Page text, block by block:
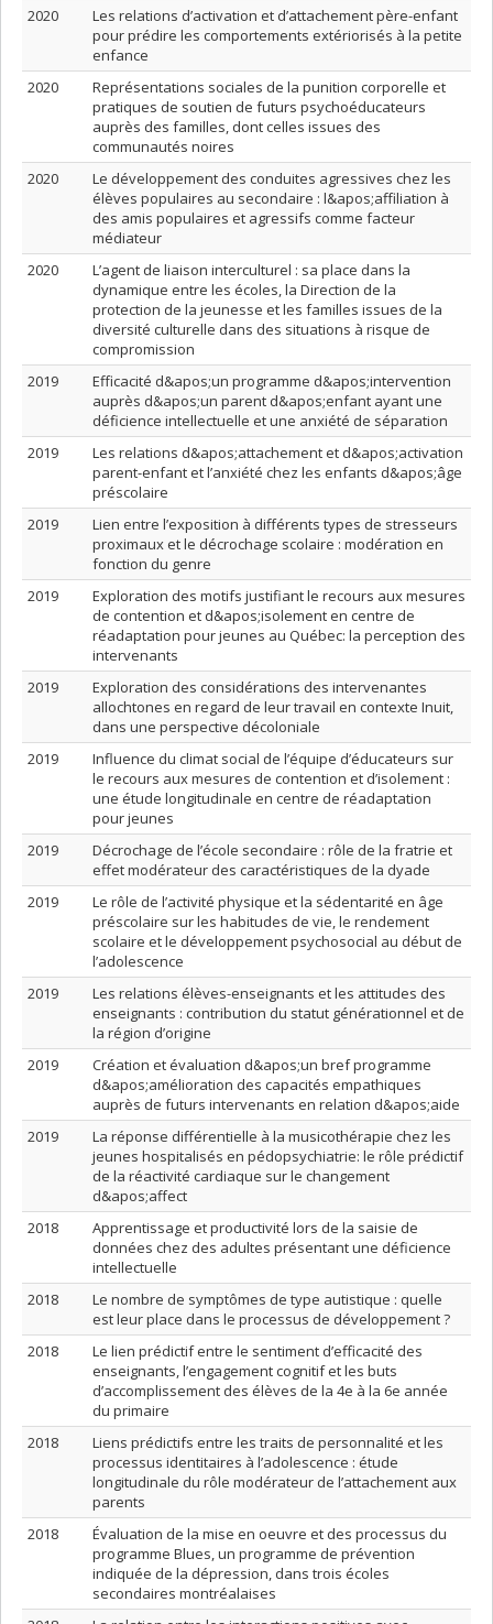
2020
Les relations d’activation et d’attachement père-enfant
pour prédire les comportements extériorisés à la petite
enfance
2020
Représentations sociales de la punition corporelle et
pratiques de soutien de futurs psychoéducateurs
auprès des familles, dont celles issues des
communautés noires
2020
Le développement des conduites agressives chez les
élèves populaires au secondaire : l&apos;affiliation à
des amis populaires et agressifs comme facteur
médiateur
2020
L’agent de liaison interculturel : sa place dans la
dynamique entre les écoles, la Direction de la
protection de la jeunesse et les familles issues de la
diversité culturelle dans des situations à risque de
compromission
2019
Efficacité d&apos;un programme d&apos;intervention
auprès d&apos;un parent d&apos;enfant ayant une
déficience intellectuelle et une anxiété de séparation
2019
Les relations d&apos;attachement et d&apos;activation
parent-enfant et l’anxiété chez les enfants d&apos;âge
préscolaire
2019
Lien entre l’exposition à différents types de stresseurs
proximaux et le décrochage scolaire : modération en
fonction du genre
2019
Exploration des motifs justifiant le recours aux mesures
de contention et d&apos;isolement en centre de
réadaptation pour jeunes au Québec: la perception des
intervenants
2019
Exploration des considérations des intervenantes
allochtones en regard de leur travail en contexte Inuit,
dans une perspective décoloniale
2019
Influence du climat social de l’équipe d’éducateurs sur
le recours aux mesures de contention et d’isolement :
une étude longitudinale en centre de réadaptation
pour jeunes
2019
Décrochage de l’école secondaire : rôle de la fratrie et
effet modérateur des caractéristiques de la dyade
2019
Le rôle de l’activité physique et la sédentarité en âge
préscolaire sur les habitudes de vie, le rendement
scolaire et le développement psychosocial au début de
l’adolescence
2019
Les relations élèves-enseignants et les attitudes des
enseignants : contribution du statut générationnel et de
la région d’origine
2019
Création et évaluation d&apos;un bref programme
d&apos;amélioration des capacités empathiques
auprès de futurs intervenants en relation d&apos;aide
2019
La réponse différentielle à la musicothérapie chez les
jeunes hospitalisés en pédopsychiatrie: le rôle prédictif
de la réactivité cardiaque sur le changement
d&apos;affect
2018
Apprentissage et productivité lors de la saisie de
données chez des adultes présentant une déficience
intellectuelle
2018
Le nombre de symptômes de type autistique : quelle
est leur place dans le processus de développement ?
2018
Le lien prédictif entre le sentiment d’efficacité des
enseignants, l’engagement cognitif et les buts
d’accomplissement des élèves de la 4e à la 6e année
du primaire
2018
Liens prédictifs entre les traits de personnalité et les
processus identitaires à l’adolescence : étude
longitudinale du rôle modérateur de l’attachement aux
parents
2018
Évaluation de la mise en oeuvre et des processus du
programme Blues, un programme de prévention
indiquée de la dépression, dans trois écoles
secondaires montréalaises